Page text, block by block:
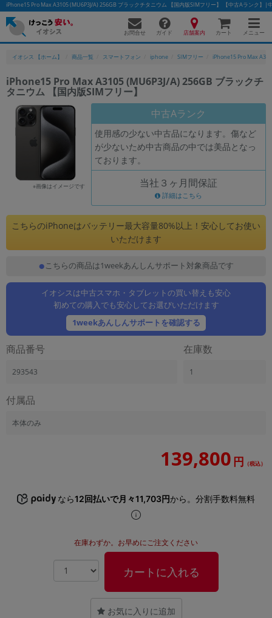
iPhone15 Pro Max A3105 (MU6P3J/A) 256GB ブラックチタニウム 【国内版SIMフリー】 【中古Aランク】|
お問合せ ガイド 店舗案内 カート メニュー
イオシス 【ホーム】 商品一覧 スマートフォン iphone SIMフリー iPhone15 Pro Max
iPhone15 Pro Max A3105 (MU6P3J/A) 256GB ブラックチ
タニウム 【国内版SIMフリー】
※画像はイメージです
中古Aランク
使用感の少ない中古品になります。傷など
が少ないため中古商品の中では美品となっ
ております。
当社３ヶ月間保証
詳細はこちら
こちらのiPhoneはバッテリー最大容量80%以上！安心してお使い
いただけます
こちらの商品は1weekあんしんサポート対象商品です
イオシスは中古スマホ・タブレットの買い替えも安心
初めての購入でも安心してお選びいただけます
1weekあんしんサポートを確認する
商品番号
293543
在庫数
1
付属品
本体のみ
139,800 円 （税込）
なら12回払いで月々11,703円から。分割手数料無料
在庫わずか。お早めにご注文ください
カートに入れる
お気に入りに追加
かんたんパソコン検索に切り替える
フリーワード
除外ワード
人気の検索ワード： Let's note
「スマートフォン」「タブレット」など
シリーズ
商品シリーズ名・ブランド名の絞り込み。
メーカー
製造、販売メーカーの絞り込み
「Apple」「SONY」「SHARP」など
商品の搭載機能による絞り込み
ドライブの絞り込み
ランク
OS